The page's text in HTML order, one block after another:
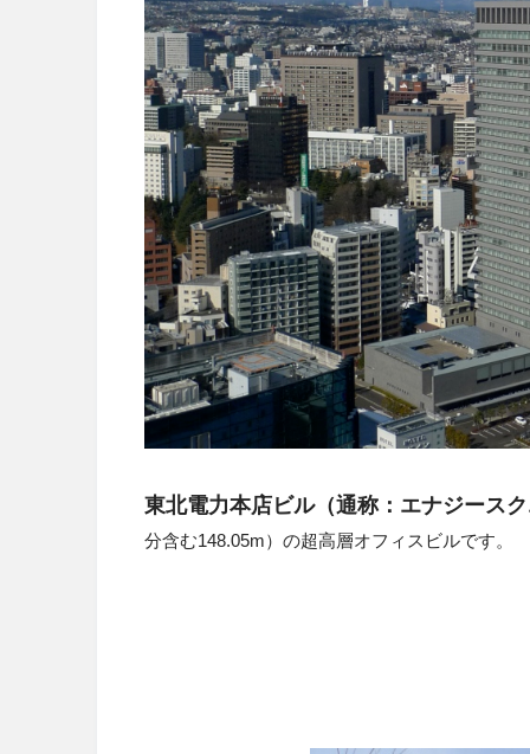
東北電力本店ビル（通称：エナジース
分含む148.05m）の超高層オフィスビルです。